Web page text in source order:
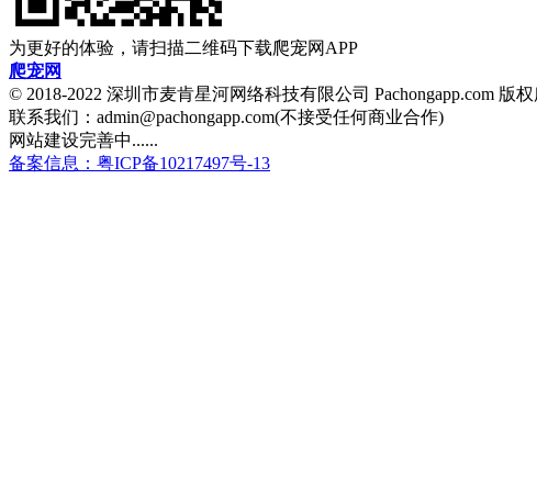
为更好的体验，请扫描二维码下载爬宠网APP
爬宠网
© 2018-2022 深圳市麦肯星河网络科技有限公司 Pachongapp.com 版
联系我们：admin@pachongapp.com(不接受任何商业合作)
网站建设完善中......
备案信息：粤ICP备10217497号-13